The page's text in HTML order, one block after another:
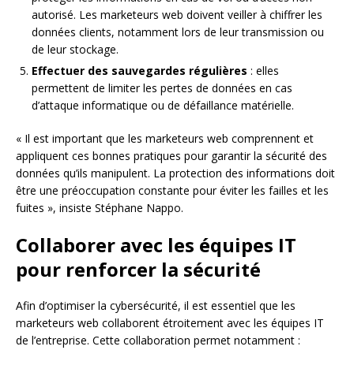
autorisé. Les marketeurs web doivent veiller à chiffrer les
données clients, notamment lors de leur transmission ou
de leur stockage.
Effectuer des sauvegardes régulières : elles
permettent de limiter les pertes de données en cas
d’attaque informatique ou de défaillance matérielle.
« Il est important que les marketeurs web comprennent et
appliquent ces bonnes pratiques pour garantir la sécurité des
données qu’ils manipulent. La protection des informations doit
être une préoccupation constante pour éviter les failles et les
fuites », insiste Stéphane Nappo.
Collaborer avec les équipes IT
pour renforcer la sécurité
Afin d’optimiser la cybersécurité, il est essentiel que les
marketeurs web collaborent étroitement avec les équipes IT
de l’entreprise. Cette collaboration permet notamment :